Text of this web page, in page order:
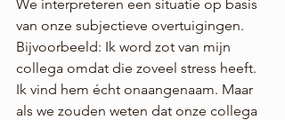
We interpreteren een situatie op basis
van onze subjectieve overtuigingen.
Bijvoorbeeld: Ik word zot van mijn
collega omdat die zoveel stress heeft.
Ik vind hem écht onaangenaam. Maar
als we zouden weten dat onze collega